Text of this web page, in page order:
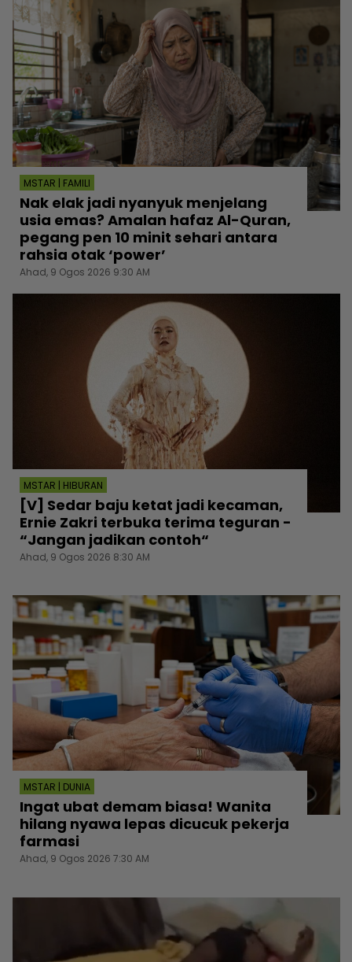
MSTAR | FAMILI
Nak elak jadi nyanyuk menjelang
usia emas? Amalan hafaz Al-Quran,
pegang pen 10 minit sehari antara
rahsia otak ‘power’
Ahad, 9 Ogos 2026 9:30 AM
MSTAR | HIBURAN
[V] Sedar baju ketat jadi kecaman,
Ernie Zakri terbuka terima teguran -
“Jangan jadikan contoh“
Ahad, 9 Ogos 2026 8:30 AM
MSTAR | DUNIA
Ingat ubat demam biasa! Wanita
hilang nyawa lepas dicucuk pekerja
farmasi
Ahad, 9 Ogos 2026 7:30 AM